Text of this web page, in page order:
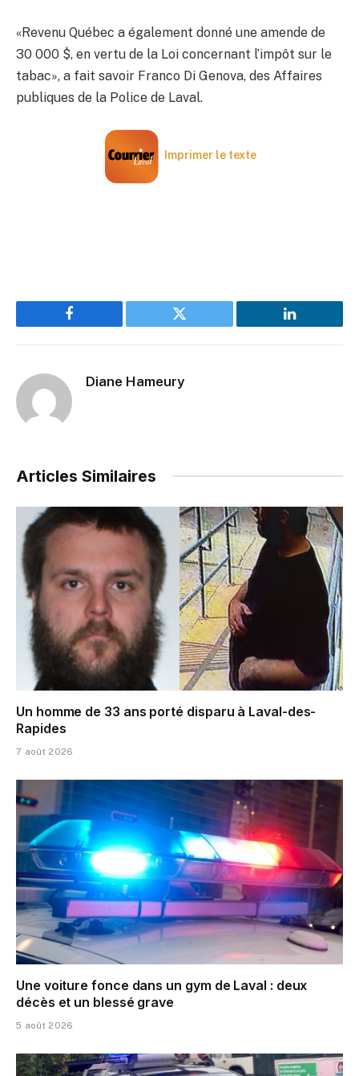
«Revenu Québec a également donné une amende de
30 000 $, en vertu de la Loi concernant l’impôt sur le
tabac», a fait savoir Franco Di Genova, des Affaires
publiques de la Police de Laval.
Imprimer le texte
Facebook Twitter LinkedIn
Diane Hameury
Articles Similaires
Un homme de 33 ans porté disparu à Laval-des-
Rapides
7 août 2026
Une voiture fonce dans un gym de Laval : deux
décès et un blessé grave
5 août 2026